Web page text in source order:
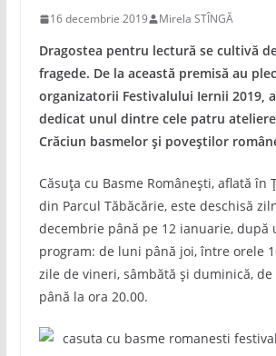
16 decembrie 2019 Mirela STÎNGĂ
Dragostea pentru lectură se cultivă
fragede. De la această premisă au
organizatorii Festivalului Iernii 2019,
dedicat unul dintre cele patru
Crăciun basmelor și poveștilor
Căsuța cu Basme Românești, aflată în
din Parcul Tăbăcărie, este deschisă
decembrie până pe 12 ianuarie, după
program: de luni până joi, între orele
zile de vineri, sâmbătă și duminică, de
până la ora 20.00.